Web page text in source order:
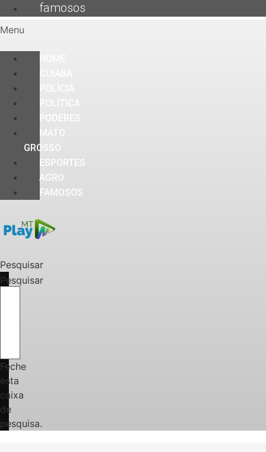
famosos
Menu
PODERES
MATO
GROSSO
ESPORTES
AGRO
FAMOSOS
Pesquisar
Pesquisar
Feche
esta
caixa
de
pesquisa.